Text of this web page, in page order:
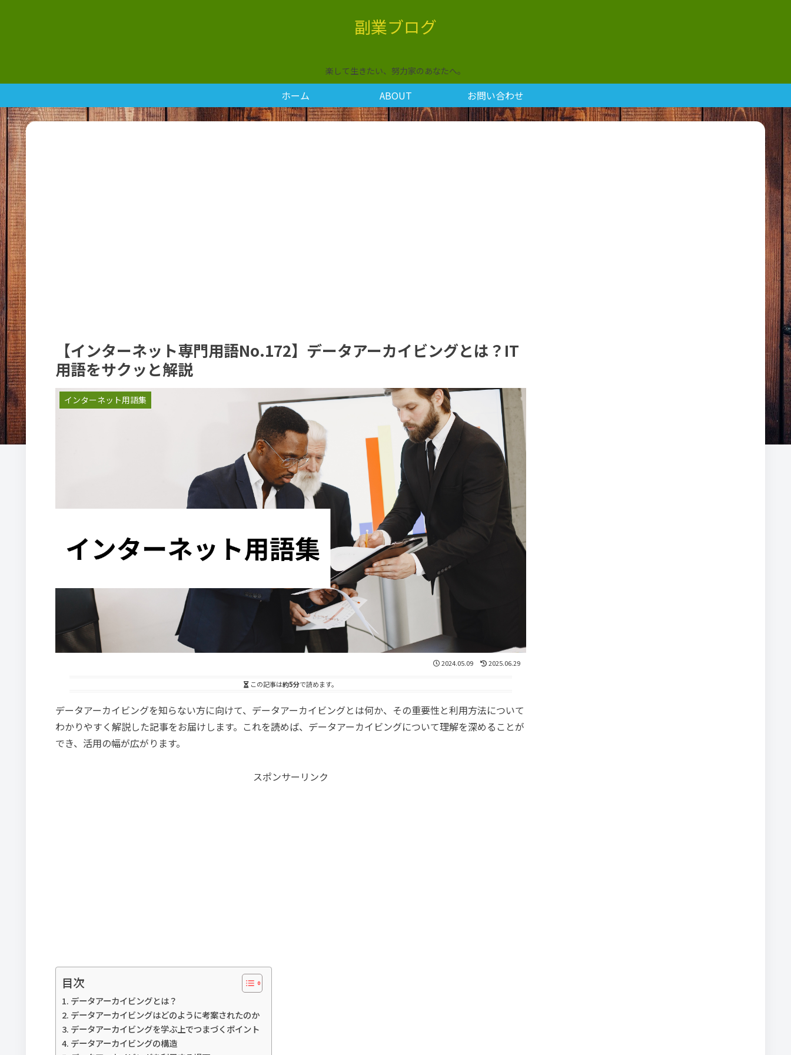
副業ブログ
楽して生きたい、努力家のあなたへ。
ホーム ABOUT お問い合わせ
【インターネット専門用語No.172】データアーカイビングとは？IT
用語をサクッと解説
インターネット用語集
2024.05.09 2025.06.29
この記事は約5分で読めます。
データアーカイビングを知らない方に向けて、データアーカイビングとは何か、その重要性と利用方法について
わかりやすく解説した記事をお届けします。これを読めば、データアーカイビングについて理解を深めることが
でき、活用の幅が広がります。
スポンサーリンク
目次
データアーカイビングとは？
データアーカイビングはどのように考案されたのか
データアーカイビングを学ぶ上でつまづくポイント
データアーカイビングの構造